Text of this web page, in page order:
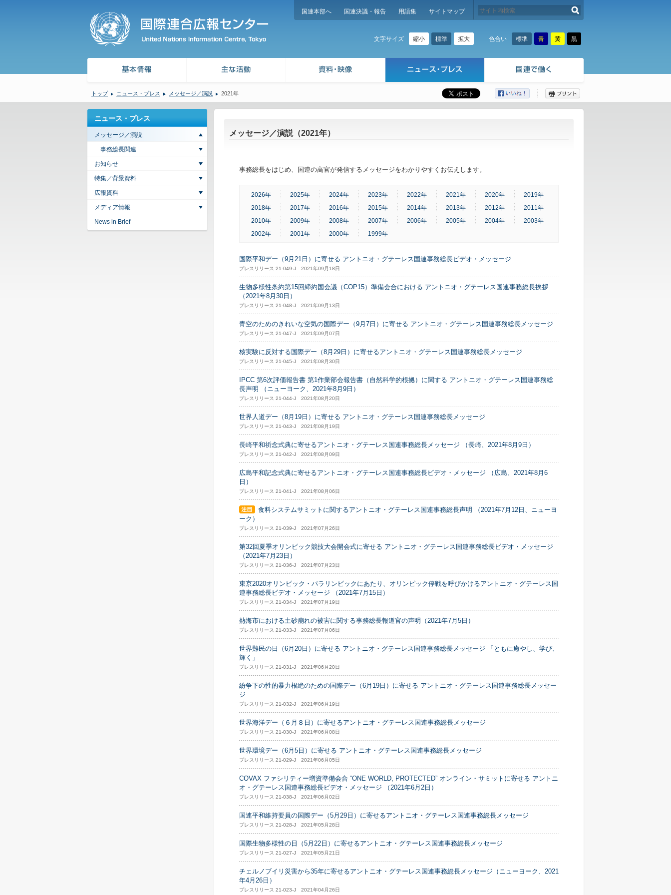
国連本部へ 国連決議・報告 用語集 サイトマップ
文字サイズ 縮小 標準 拡大 色合い 標準 青 黄 黒
トップ ニュース・プレス メッセージ／演説 2021年
メッセージ／演説（2021年）
事務総長をはじめ、国連の高官が発信するメッセージをわかりやすくお伝えします。
2026年 2025年 2024年 2023年 2022年 2021年 2020年
2019年
2018年
2017年 2016年 2015年 2014年 2013年 2012年
2011年
2010年
2009年 2008年 2007年 2006年 2005年 2004年
2003年
2002年
2001年 2000年 1999年
国際平和デー（9月21日）に寄せる アントニオ・グテーレス国連事務総長ビデオ・メッセージ
プレスリリース 21-049-J 2021年09月18日
生物多様性条約第15回締約国会議（COP15）準備会合における アントニオ・グテーレス国連事務総長挨拶
（2021年8月30日）
プレスリリース 21-048-J 2021年09月13日
青空のためのきれいな空気の国際デー（9月7日）に寄せる アントニオ・グテーレス国連事務総長メッセージ
プレスリリース 21-047-J 2021年09月07日
核実験に反対する国際デー（8月29日）に寄せるアントニオ・グテーレス国連事務総長メッセージ
プレスリリース 21-045-J 2021年08月30日
IPCC 第6次評価報告書 第1作業部会報告書（自然科学的根拠）に関する アントニオ・グテーレス国連事務総
長声明 （ニューヨーク、2021年8月9日）
プレスリリース 21-044-J 2021年08月20日
世界人道デー（8月19日）に寄せる アントニオ・グテーレス国連事務総長メッセージ
プレスリリース 21-043-J 2021年08月19日
長崎平和祈念式典に寄せるアントニオ・グテーレス国連事務総長メッセージ （長崎、2021年8月9日）
プレスリリース 21-042-J 2021年08月09日
広島平和記念式典に寄せるアントニオ・グテーレス国連事務総長ビデオ・メッセージ （広島、2021年8月6
日）
プレスリリース 21-041-J 2021年08月06日
食料システムサミットに関するアントニオ・グテーレス国連事務総長声明 （2021年7月12日、ニューヨ
ーク）
プレスリリース 21-039-J 2021年07月26日
第32回夏季オリンピック競技大会開会式に寄せる アントニオ・グテーレス国連事務総長ビデオ・メッセージ
（2021年7月23日）
プレスリリース 21-036-J 2021年07月23日
東京2020オリンピック・パラリンピックにあたり、オリンピック停戦を呼びかけるアントニオ・グテーレス国
連事務総長ビデオ・メッセージ （2021年7月15日）
プレスリリース 21-034-J 2021年07月19日
熱海市における土砂崩れの被害に関する事務総長報道官の声明（2021年7月5日）
プレスリリース 21-033-J 2021年07月06日
世界難民の日（6月20日）に寄せる アントニオ・グテーレス国連事務総長メッセージ 「ともに癒やし、学び、
輝く」
プレスリリース 21-031-J 2021年06月20日
紛争下の性的暴力根絶のための国際デー（6月19日）に寄せる アントニオ・グテーレス国連事務総長メッセー
ジ
プレスリリース 21-032-J 2021年06月19日
世界海洋デー（６月８日）に寄せるアントニオ・グテーレス国連事務総長メッセージ
プレスリリース 21-030-J 2021年06月08日
世界環境デー（6月5日）に寄せる アントニオ・グテーレス国連事務総長メッセージ
プレスリリース 21-029-J 2021年06月05日
COVAX ファシリティー増資準備会合 “ONE WORLD, PROTECTED” オンライン・サミットに寄せる アントニ
オ・グテーレス国連事務総長ビデオ・メッセージ （2021年6月2日）
プレスリリース 21-038-J 2021年06月02日
国連平和維持要員の国際デー（5月29日）に寄せるアントニオ・グテーレス国連事務総長メッセージ
プレスリリース 21-028-J 2021年05月28日
国際生物多様性の日（5月22日）に寄せるアントニオ・グテーレス国連事務総長メッセージ
プレスリリース 21-027-J 2021年05月21日
チェルノブイリ災害から35年に寄せるアントニオ・グテーレス国連事務総長メッセージ（ニューヨーク、2021
年4月26日）
プレスリリース 21-023-J 2021年04月26日
ニュース・プレス
メッセージ／演説
事務総長関連
お知らせ
特集／背景資料
広報資料
メディア情報
News in Brief